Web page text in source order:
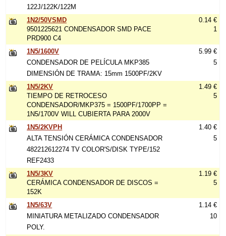
122J/122K/122M
1N2/50VSMD
9501225621 CONDENSADOR SMD PACE
PRD900 C4
0.14 €
1
1N5/1600V
CONDENSADOR DE PELÍCULA MKP385
DIMENSIÓN DE TRAMA: 15mm 1500PF/2KV
5.99 €
5
1N5/2KV
TIEMPO DE RETROCESO
CONDENSADOR/MKP375 = 1500PF/1700PP =
1N5/1700V WILL CUBIERTA PARA 2000V
1.49 €
5
1N5/2KVPH
ALTA TENSIÓN CERÁMICA CONDENSADOR
482212612274 TV COLOR'S/DISK TYPE/152
REF2433
1.40 €
5
1N5/3KV
CERÁMICA CONDENSADOR DE DISCOS =
152K
1.19 €
5
1N5/63V
MINIATURA METALIZADO CONDENSADOR
POLY.
1.14 €
10